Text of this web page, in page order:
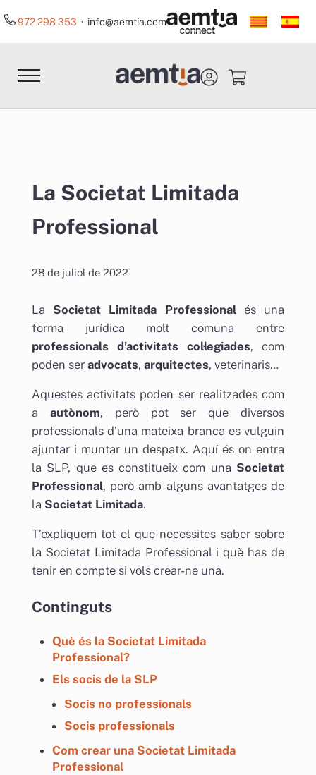
972 298 353 · info@aemtia.com
Menu
Aemtia Assessors
La Societat Limitada
Professional
28 de juliol de 2022
La Societat Limitada Professionalés una
forma jurídica molt comuna entre
professionals d’activitats col·legiades, com
poden ser advocats, arquitectes, veterinaris…
Aquestes activitats poden ser realitzades com
a autònom, però pot ser que diversos
professionals d’una mateixa branca es vulguin
ajuntar i muntar un despatx. Aquí és on entra
la SLP, que es constitueix com una Societat
Professional, però amb alguns avantatges de
la Societat Limitada.
T’expliquem tot el que necessites saber sobre
la Societat Limitada Professional i què has de
tenir en compte si vols crear-ne una.
Continguts
Què és la Societat Limitada
Professional?
Els socis de la SLP
Socis no professionals
Socis professionals
Com crear una Societat Limitada
Professional